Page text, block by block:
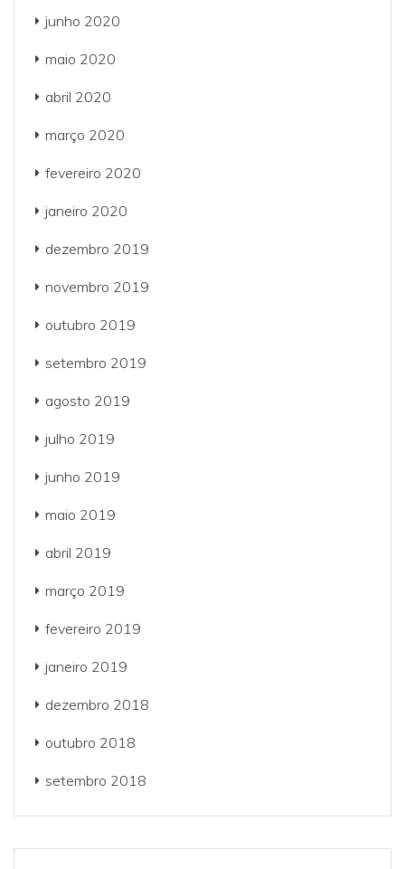
junho 2020
maio 2020
abril 2020
março 2020
fevereiro 2020
janeiro 2020
dezembro 2019
novembro 2019
outubro 2019
setembro 2019
agosto 2019
julho 2019
junho 2019
maio 2019
abril 2019
março 2019
fevereiro 2019
janeiro 2019
dezembro 2018
outubro 2018
setembro 2018